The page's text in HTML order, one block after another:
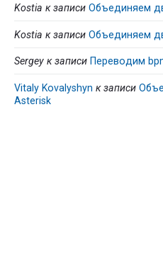
Kostia к записи Объединяем
Kostia к записи Объединяем
Sergey к записи Переводим
Vitaly Kovalyshyn к записи
Asterisk